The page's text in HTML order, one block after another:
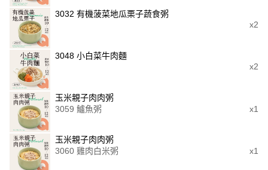
3032 有機菠菜地瓜栗子蔬食粥
x2
3048 小白菜牛肉麵
x2
玉米親子肉肉粥
3059 鱸魚粥
x1
玉米親子肉肉粥
3060 雞肉白米粥
x1